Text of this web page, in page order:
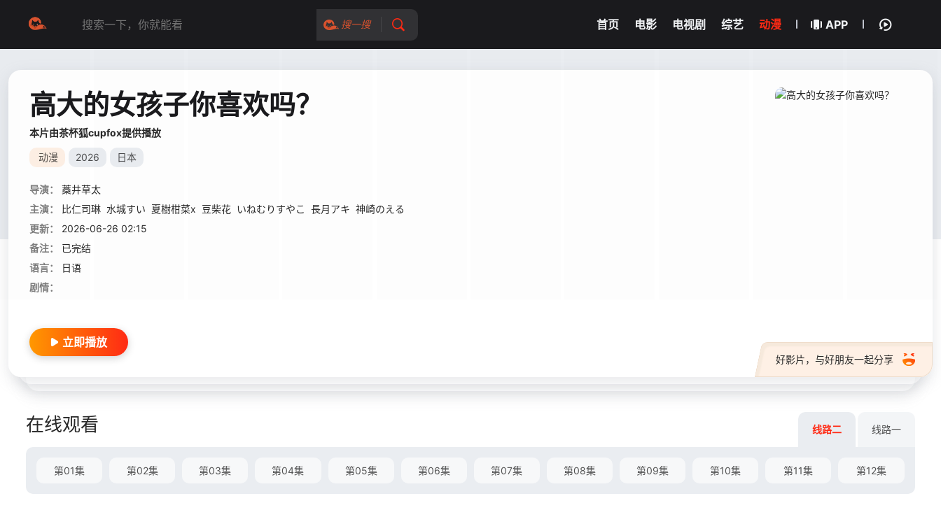
搜一搜 首页 电影 电视剧 综艺 动漫 APP
高大的女孩子你喜欢吗？
本片由茶杯狐cupfox提供播放
动漫 2026 日本
导演：
藁井草太
主演：
比仁司琳 水城すい 夏樹柑菜x 豆柴花 いねむりすやこ 長月アキ 神崎のえる
更新：
2026-06-26 02:15
备注：
已完结
语言：
日语
剧情：
好影片，与好朋友一起分享
立即播放
在线观看 线路二 线路一
第01集 第02集 第03集 第04集 第05集 第06集 第07集 第08集 第09集 第10集 第11集 第12集